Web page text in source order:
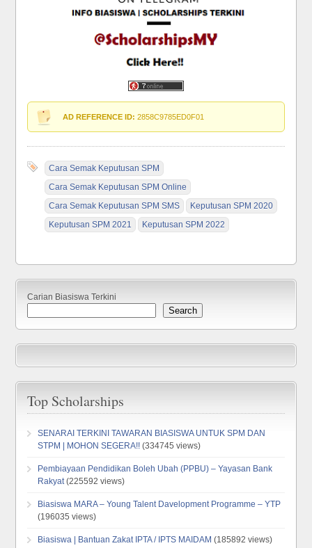
AD REFERENCE ID: 2858C9785ED0F01
Cara Semak Keputusan SPM
Cara Semak Keputusan SPM Online
Cara Semak Keputusan SPM SMS
Keputusan SPM 2020
Keputusan SPM 2021
Keputusan SPM 2022
Carian Biasiswa Terkini
Search
Top Scholarships
SENARAI TERKINI TAWARAN BIASISWA UNTUK SPM DAN
STPM | MOHON SEGERA!! (334745 views)
Pembiayaan Pendidikan Boleh Ubah (PPBU) – Yayasan Bank
Rakyat(225592 views)
Biasiswa MARA – Young Talent Davelopment Programme – YTP
(196035 views)
Biasiswa | Bantuan Zakat IPTA / IPTS MAIDAM (185892 views)